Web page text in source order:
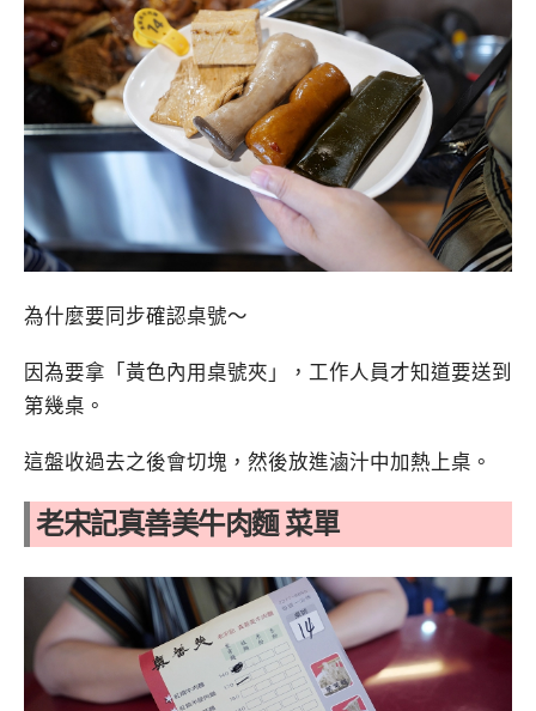
為什麼要同步確認桌號～
因為要拿「黃色內用桌號夾」，工作人員才知道要送到
第幾桌。
這盤收過去之後會切塊，然後放進滷汁中加熱上桌。
老宋記真善美牛肉麵 菜單